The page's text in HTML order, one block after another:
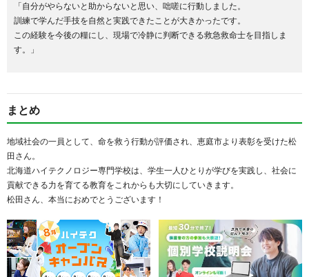
「自分がやらないと助からないと思い、咄嗟に行動しました。
訓練で学んだ手技を自然と実践できたことが大きかったです。
この経験を今後の糧にし、現場で冷静に判断できる救急救命士を目指しま
す。」
まとめ
地域社会の一員として、命を救う行動が評価され、恵庭市より表彰を受けた松
田さん。
北海道ハイテクノロジー専門学校は、学生一人ひとりが学びを実践し、社会に
貢献できる力を育てる教育をこれからも大切にしていきます。
松田さん、本当におめでとうございます！